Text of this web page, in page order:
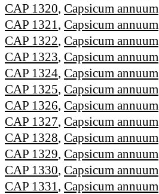
CAP 1320, Capsicum annuum
CAP 1321, Capsicum annuum
CAP 1322, Capsicum annuum
CAP 1323, Capsicum annuum
CAP 1324, Capsicum annuum
CAP 1325, Capsicum annuum
CAP 1326, Capsicum annuum
CAP 1327, Capsicum annuum
CAP 1328, Capsicum annuum
CAP 1329, Capsicum annuum
CAP 1330, Capsicum annuum
CAP 1331, Capsicum annuum